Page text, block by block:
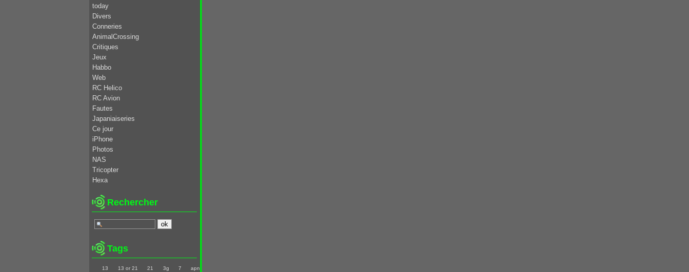
today
Divers
Conneries
AnimalCrossing
Critiques
Jeux
Habbo
Web
RC Helico
RC Avion
Fautes
Japaniaiseries
Ce jour
iPhone
Photos
NAS
Tricopter
Hexa
Rechercher
Tags
13 13 or 21 21 3g 7
apn